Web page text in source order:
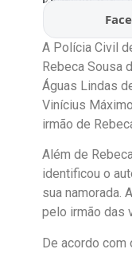
A Polícia Civil
Rebeca Sousa
Águas Lindas
Vinícius
irmão de
Além de
identificou o
sua namorada.
pelo irmão das
De acordo com